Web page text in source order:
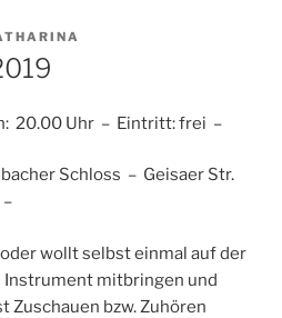
20.00 Uhr – Eintritt: frei –
Schloss – Geisaer Str.
wollt selbst einmal auf der
Instrument mitbringen und
Zuschauen bzw. Zuhören